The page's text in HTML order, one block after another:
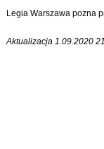
Legia Warszawa pozna
Aktualizacja 1.09.2020